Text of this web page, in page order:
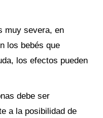
muy severa, en
los bebés que
los efectos pueden
debe ser
a la posibilidad de